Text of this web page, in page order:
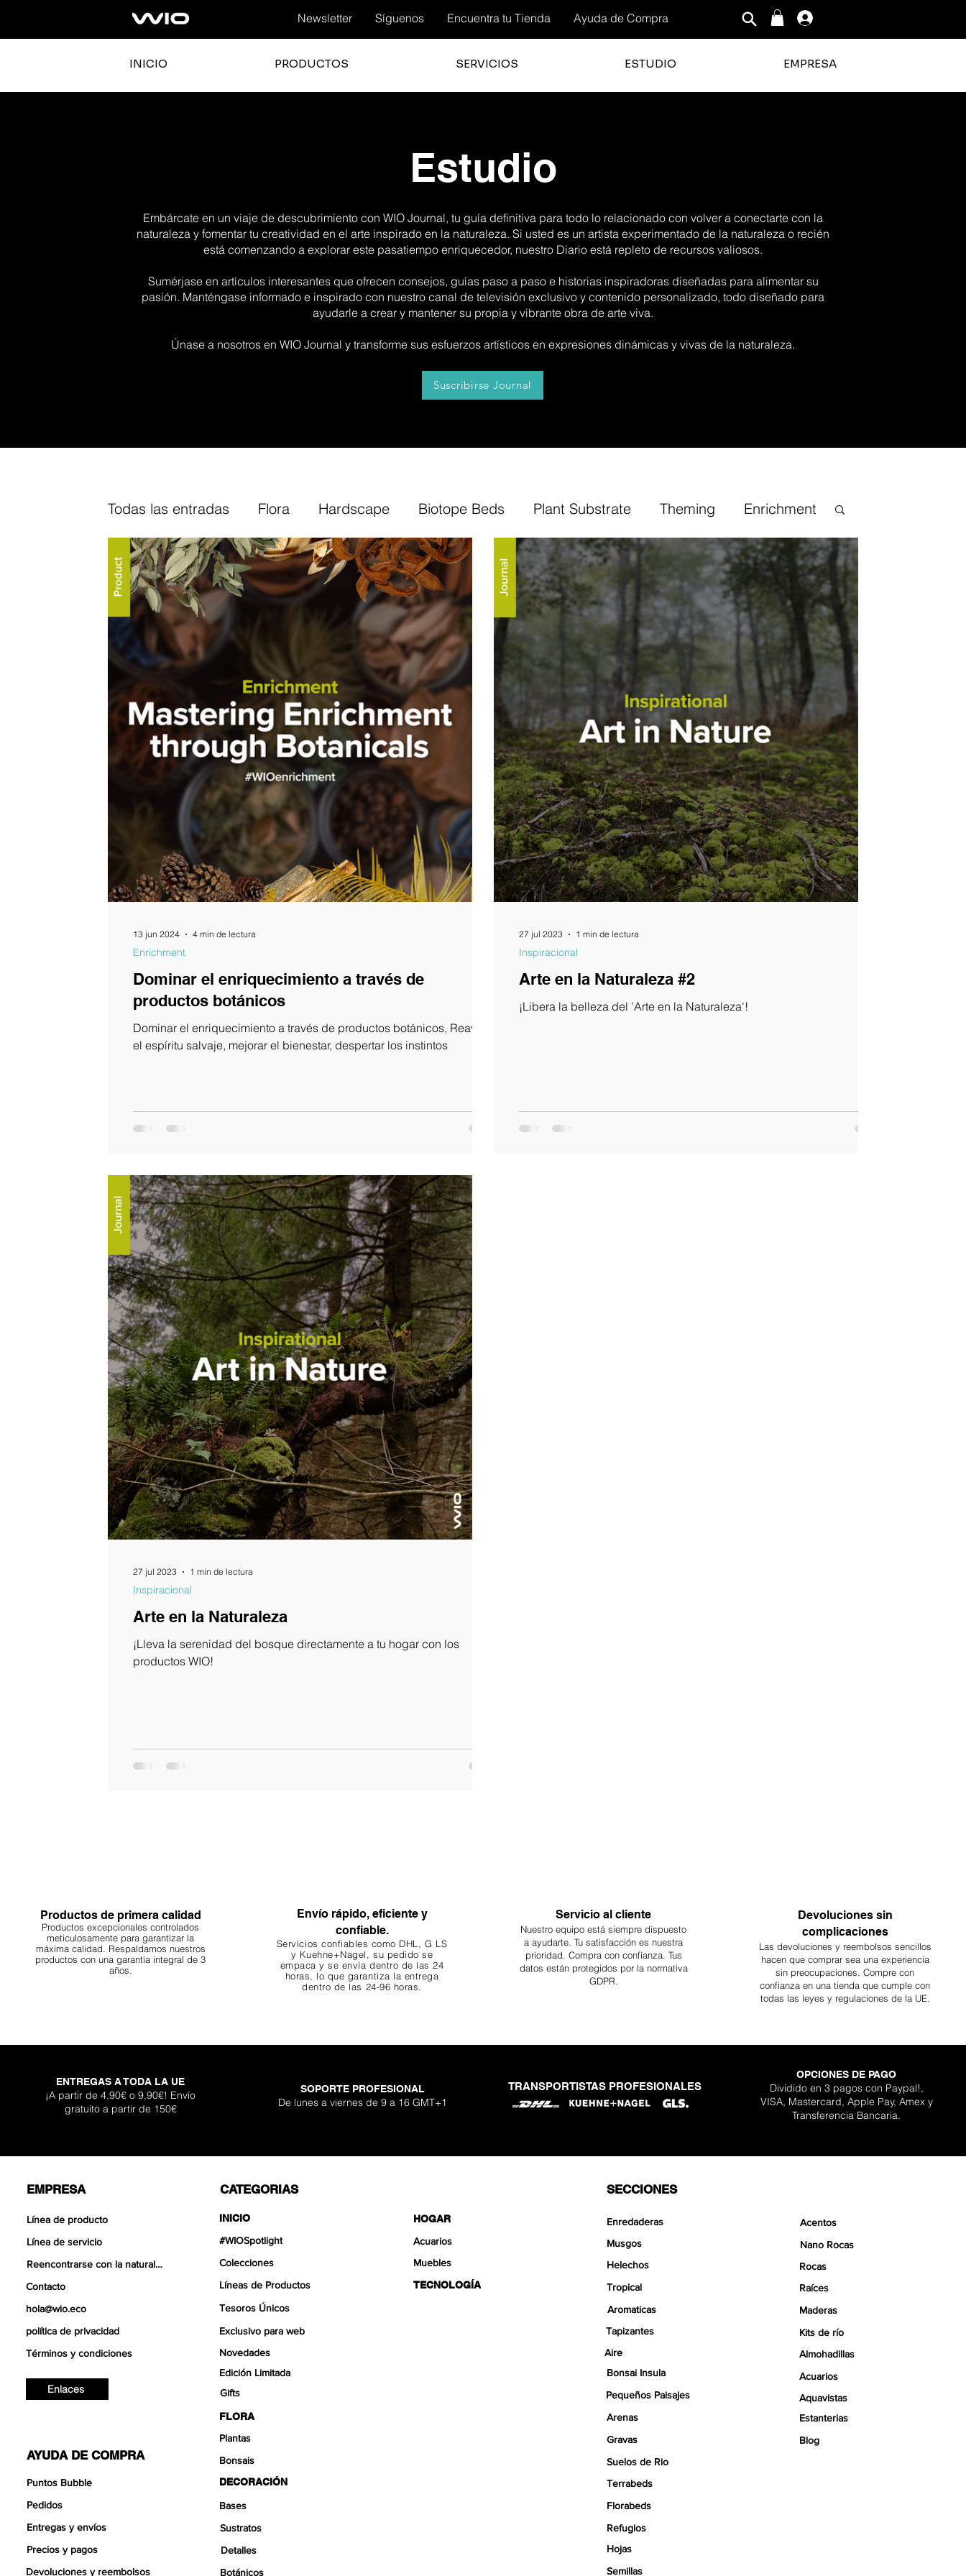
Newsletter Síguenos Encuentra tu Tienda Ayuda de Compra
INICIO PRODUCTOS SERVICIOS ESTUDIO EMPRESA
Estudio
Embárcate en un viaje de descubrimiento con WIO Journal, tu guía definitiva para todo lo relacionado con volver a conectarte con la
naturaleza y fomentar tu creatividad en el arte inspirado en la naturaleza. Si usted es un artista experimentado de la naturaleza o recién
está comenzando a explorar este pasatiempo enriquecedor, nuestro Diario está repleto de recursos valiosos.
Sumérjase en artículos interesantes que ofrecen consejos, guías paso a paso e historias inspiradoras diseñadas para alimentar su
pasión. Manténgase informado e inspirado con nuestro canal de televisión exclusivo y contenido personalizado, todo diseñado para
ayudarle a crear y mantener su propia y vibrante obra de arte viva.
Únase a nosotros en WIO Journal y transforme sus esfuerzos artísticos en expresiones dinámicas y vivas de la naturaleza.
Suscribirse Journal
Todas las entradas Flora Hardscape Biotope Beds Plant Substrate Theming Enrichment
Decor kits Arium Furnitures News Step by Step Tip Inspiracional TV Channel
Our Cork Fine-Tuning Bonsai Insula Petitescape Sand Bonsai Guias
Dominar el enriquecimiento a través de
productos botánicos
Dominar el enriquecimiento a través de productos botánicos, Reavivar
el espíritu salvaje, mejorar el bienestar, despertar los instintos
Enrichment
13 jun 2024 4 min de lectura
Arte en la Naturaleza #2
¡Libera la belleza del 'Arte en la Naturaleza'!
Inspiracional
27 jul 2023 1 min de lectura
Arte en la Naturaleza
¡Lleva la serenidad del bosque directamente a tu hogar con los
productos WIO!
Inspiracional
27 jul 2023 1 min de lectura
Productos de primera calidad
Productos excepcionales controlados
meticulosamente para garantizar la
máxima calidad. Respaldamos nuestros
productos con una garantía integral de 3
años.
Envío rápido, eficiente y
confiable.
Servicios confiables como DHL, G LS
y Kuehne+Nagel, su pedido se
empaca y se envía dentro de las 24
horas, lo que garantiza la entrega
dentro de las 24-96 horas.
Servicio al cliente
Nuestro equipo está siempre dispuesto
a ayudarte. Tu satisfacción es nuestra
prioridad. Compra con confianza. Tus
datos están protegidos por la normativa
GDPR.
Devoluciones sin
complicaciones
Las devoluciones y reembolsos sencillos
hacen que comprar sea una experiencia
sin preocupaciones. Compre con
confianza en una tienda que cumple con
todas las leyes y regulaciones de la UE.
ENTREGAS A TODA LA UE
¡A partir de 4,90€ o 9,90€! Envío
gratuito a partir de 150€
SOPORTE PROFESIONAL
De lunes a viernes de 9 a 16 GMT+1
TRANSPORTISTAS PROFESIONALES
OPCIONES DE PAGO
Dividido en 3 pagos con Paypal!,
VISA, Mastercard, Apple Pay, Amex y
Transferencia Bancaria.
EMPRESA
Línea de producto
Línea de servicio
Reencontrarse con la naturaleza
Contacto
hola@wio.eco
política de privacidad
Términos y condiciones
Enlaces
AYUDA DE COMPRA
Puntos Bubble
Pedidos
Entregas y envíos
Precios y pagos
Devoluciones y reembolsos
CATEGORIAS
INICIO
#WIOSpotlight
Colecciones
Líneas de Productos
Tesoros Únicos
Exclusivo para web
Novedades
Edición Limitada
Gifts
FLORA
Plantas
Bonsais
DECORACIÓN
Bases
Sustratos
Detalles
Botánicos
HOGAR
Acuarios
Muebles
TECNOLOGÍA
SECCIONES
Enredaderas
Musgos
Helechos
Tropical
Aromaticas
Tapizantes
Aire
Bonsai Insula
Pequeños Paisajes
Arenas
Gravas
Suelos de Rio
Terrabeds
Florabeds
Refugios
Hojas
Semillas
Acentos
Nano Rocas
Rocas
Raíces
Maderas
Kits de río
Almohadillas
Acuarios
Aquavistas
Estanterias
Blog